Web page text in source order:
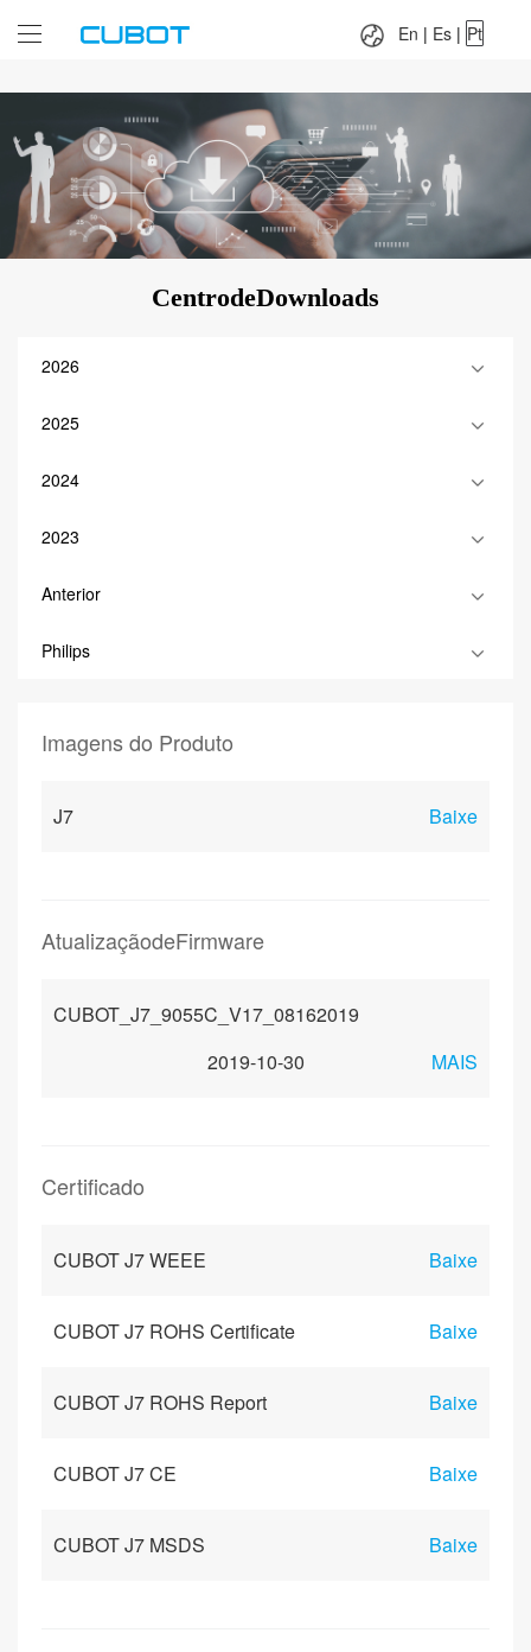
En | Es | Pt
CentrodeDownloads
2026
2025
2024
2023
Anterior
Philips
Imagens do Produto
J7 Baixe
AtualizaçãodeFirmware
CUBOT_J7_9055C_V17_08162019
2019-10-30
MAIS
Certificado
CUBOT J7 WEEE Baixe
CUBOT J7 ROHS Certificate Baixe
CUBOT J7 ROHS Report Baixe
CUBOT J7 CE Baixe
CUBOT J7 MSDS Baixe